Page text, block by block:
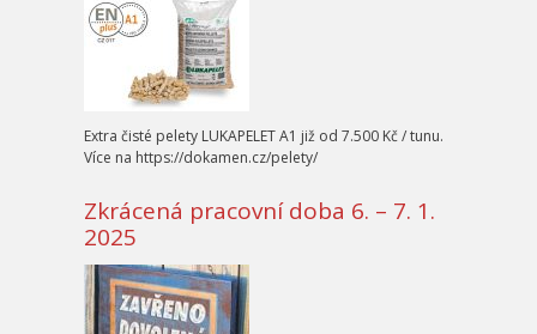
Extra čisté pelety LUKAPELET A1 již od 7.500 Kč / tunu.
Více na https://dokamen.cz/pelety/
Zkrácená pracovní doba 6. – 7. 1.
2025